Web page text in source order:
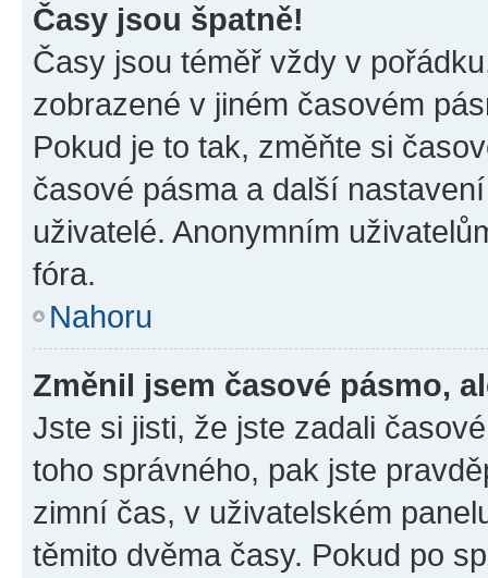
Časy jsou špatně!
Časy jsou téměř vždy v
zobrazené v jiném časovém
Pokud je to tak, změňte si
časové pásma a další
uživatelé. Anonymním
fóra.
Nahoru
Změnil jsem časové pásmo,
Jste si jisti, že jste zadali
toho správného, pak jste
zimní čas, v uživatelském
těmito dvěma časy. Pokud po